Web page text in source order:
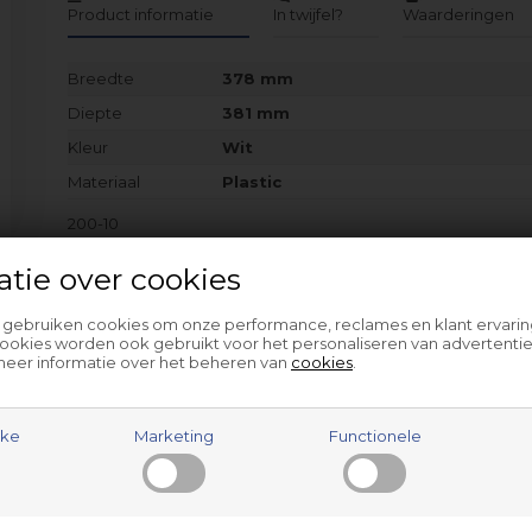
over cookies
cookies om onze performance, reclames en klant
worden ook gebruikt voor het personaliseren van
informatie over het beheren van cookies
Marketing Functionele
Product informatie In twijfel? Waarderingen
Breedte
378 mm
Diepte
381 mm
Kleur
Wit
Materiaal
Plastic
200-10
250-10
250-16
251-10
251-16
onder andere…